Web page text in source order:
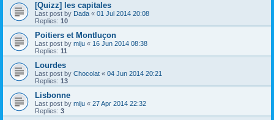
[Quizz] les capitales
Last post by Dada « 01 Jul 2014 20:08
Replies: 10
Poitiers et Montluçon
Last post by miju « 16 Jun 2014 08:38
Replies: 11
Lourdes
Last post by Chocolat « 04 Jun 2014 20:21
Replies: 13
Lisbonne
Last post by miju « 27 Apr 2014 22:32
Replies: 3